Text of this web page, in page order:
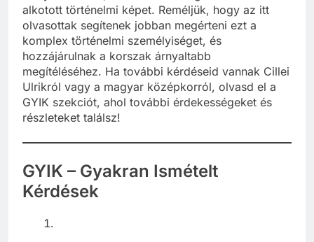
alkotott történelmi képet. Reméljük, hogy az itt
olvasottak segítenek jobban megérteni ezt a
komplex történelmi személyiséget, és
hozzájárulnak a korszak árnyaltabb
megítéléséhez. Ha további kérdéseid vannak Cillei
Ulrikról vagy a magyar középkorról, olvasd el a
GYIK szekciót, ahol további érdekességeket és
részleteket találsz!
GYIK – Gyakran Ismételt
Kérdések